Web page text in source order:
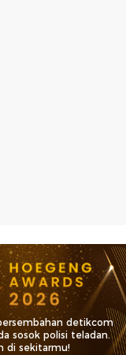
detikcom
sosok polisi teladan.
di sekitarmu!